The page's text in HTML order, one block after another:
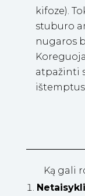
kifoze).
stuburo
nugaros
atpažinti
Ką gali